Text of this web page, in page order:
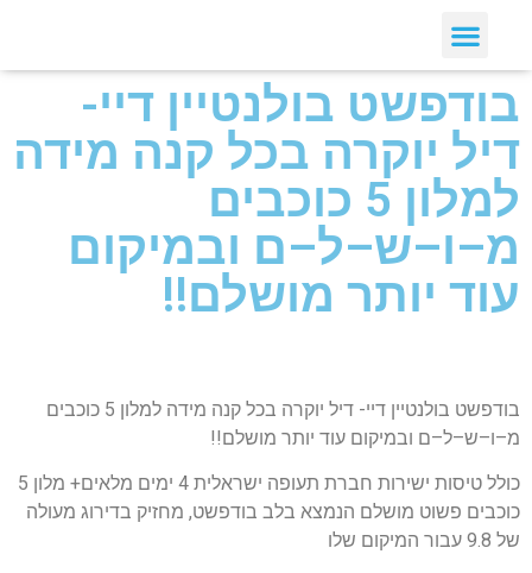
בודפשט בולנטיין דיי-
דיל יוקרה בכל קנה מידה
למלון 5 כוכבים
מ–ו–ש–ל–ם ובמיקום
עוד יותר מושלם!!
בודפשט בולנטיין דיי- דיל יוקרה בכל קנה מידה למלון 5 כוכבים
מ–ו–ש–ל–ם ובמיקום עוד יותר מושלם!!
כולל טיסות ישירות חברת תעופה ישראלית 4 ימים מלאים+ מלון 5
כוכבים פשוט מושלם הנמצא בלב בודפשט, מחזיק בדירוג מעולה
של 9.8 עבור המיקום שלו